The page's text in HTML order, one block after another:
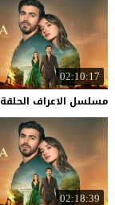
02:10:17
مسلسل الاعراف الحلقة
02:18:39